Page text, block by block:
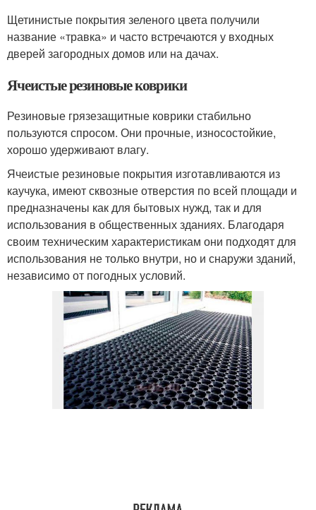
Щетинистые покрытия зеленого цвета получили
название «травка» и часто встречаются у входных
дверей загородных домов или на дачах.
Ячеистые резиновые коврики
Резиновые грязезащитные коврики стабильно
пользуются спросом. Они прочные, износостойкие,
хорошо удерживают влагу.
Ячеистые резиновые покрытия изготавливаются из
каучука, имеют сквозные отверстия по всей площади и
предназначены как для бытовых нужд, так и для
использования в общественных зданиях. Благодаря
своим техническим характеристикам они подходят для
использования не только внутри, но и снаружи зданий,
независимо от погодных условий.